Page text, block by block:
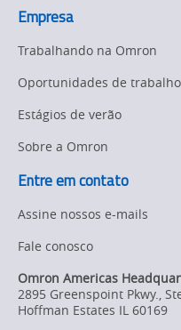
Empresa
Trabalhando na Omron
Oportunidades de trabalho
Estágios de verão
Sobre a Omron
Entre em contato
Assine nossos e-mails
Fale conosco
Omron Americas
2895 Greenspoint Pkwy.,
Hoffman Estates IL 60169